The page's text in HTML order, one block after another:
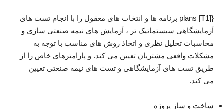
{[T1] plans برنامه ها و انتخاب های معقول را با انجام تست های
آزمایشگاهی سیستماتیک تر ، آزمایش های نیمه صنعتی سازی و
محاسبات تحلیل نظری و اتخاذ روش های مناسب با توجه به
مشکلات واقعی مشتریان تعیین می کند. و پارامترهای خاص را از
طریق تست های آزمایشگاهی و تست های نیمه صنعتی تعیین
می کند.
ساخت و ساز پروژه